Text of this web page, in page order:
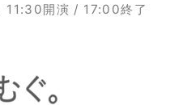
11:30開演 / 17:00終了